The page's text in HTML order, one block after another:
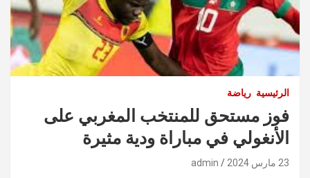
الرئيسية رياضة
فوز مستحق للمنتخب المغربي على
الأنغولي في مباراة ودية مثيرة
23 مارس 2024 admin